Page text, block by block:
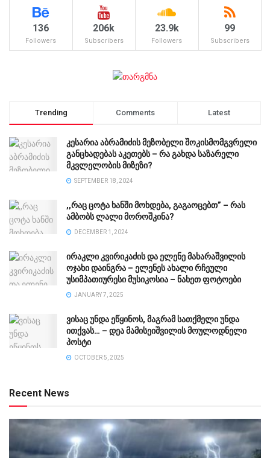
136
Followers
206k
Subscribers
23.9k
Followers
99
Subscribers
Trending Comments Latest
კესარია აბრამიძის მეზობელი შოკისმომგვრელი
განცხადებას აკეთებს – რა გახდა საზარელი
მკვლელობის მიზეზი?
SEPTEMBER 18, 2024
,,რაც ცოტა ხანში მოხდება, გაგაოცებთ” – რას
ამბობს ლალი მოროშკინა?
DECEMBER 1, 2024
ირაკლი კვირიკაძის და ელენე მახარაშვილის
ოჯახი დაინგრა – ელენეს ახალი რჩეული
უსიმპათიურესი მუსიკოსია – ნახეთ ფოტოები
JANUARY 7, 2025
ვისაც უნდა ეწყინოს, მაგრამ სათქმელი უნდა
ითქვას… – დეა მამისეიშვილის მოულოდნელი
პოსტი
OCTOBER 5, 2025
Recent News